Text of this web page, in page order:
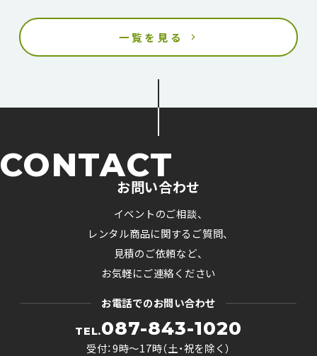
一覧を見る
CONTACT
お問い合わせ
イベントのご相談、
レンタル商品に関するご質問、
見積のご依頼など、
お気軽にご連絡ください
お電話でのお問い合わせ
TEL.087-843-1020
受付：9時〜17時（土・祝を除く）